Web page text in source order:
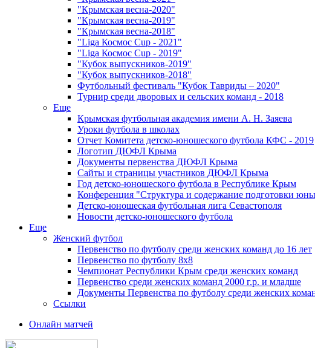
"Крымская весна-2020"
"Крымская весна-2019"
"Крымская весна-2018"
"Liga Космос Cup - 2021"
"Liga Космос Cup - 2019"
"Кубок выпускников-2019"
"Кубок выпускников-2018"
Футбольный фестиваль "Кубок Тавриды – 2020"
Турнир среди дворовых и сельских команд - 2018
Еще
Крымская футбольная академия имени А. Н. Заяева
Уроки футбола в школах
Отчет Комитета детско-юношеского футбола КФС - 2019
Логотип ДЮФЛ Крыма
Документы первенства ДЮФЛ Крыма
Сайты и страницы участников ДЮФЛ Крыма
Год детско-юношеского футбола в Республике Крым
Конференция "Структура и содержание подготовки
Детско-юношеская футбольная лига Севастополя
Новости детско-юношеского футбола
Еще
Женский футбол
Первенство по футболу среди женских команд до 16 лет
Первенство по футболу 8х8
Чемпионат Республики Крым среди женских команд
Первенство среди женских команд 2000 г.р. и младше
Документы Первенства по футболу среди женских
Ссылки
Онлайн матчей